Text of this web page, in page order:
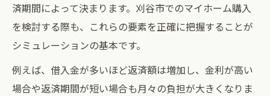
済期間によって決まります。刈谷市でのマイホーム購入
を検討する際も、これらの要素を正確に把握することが
シミュレーションの基本です。
例えば、借入金が多いほど返済額は増加し、金利が高い
場合や返済期間が短い場合も月々の負担が大きくなりま